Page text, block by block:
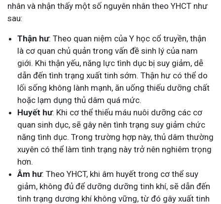
nhân và nhận thấy một số nguyên nhân theo YHCT như
sau:
Thận hư: Theo quan niệm của Y học cổ truyền, thận
là cơ quan chủ quản trong vấn đề sinh lý của nam
giới. Khi thận yếu, năng lực tình dục bị suy giảm, dễ
dẫn đến tình trạng xuất tinh sớm. Thận hư có thể do
lối sống không lành mạnh, ăn uống thiếu dưỡng chất
hoặc lạm dụng thủ dâm quá mức.
Huyết hư: Khi cơ thể thiếu máu nuôi dưỡng các cơ
quan sinh dục, sẽ gây nên tình trạng suy giảm chức
năng tình dục. Trong trường hợp này, thủ dâm thường
xuyên có thể làm tình trạng này trở nên nghiêm trọng
hơn.
Âm hư: Theo YHCT, khi âm huyết trong cơ thể suy
giảm, không đủ để dưỡng dưỡng tinh khí, sẽ dẫn đến
tình trạng dương khí không vững, từ đó gây xuất tinh